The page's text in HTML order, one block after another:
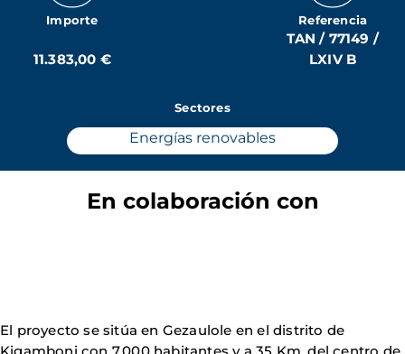
Importe
11.383,00 €
Referencia
TAN / 77149 /
LXIV B
Sectores
Energías renovables
En colaboración con
El proyecto se sitúa en Gezaulole en el distrito de